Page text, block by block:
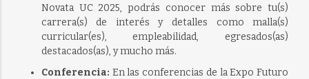
Novata UC 2025, podrás conocer más sobre tu(s)
carrera(s) de interés y detalles como malla(s)
curricular(es), empleabilidad, egresados(as)
destacados(as), y mucho más.
Conferencia: En las conferencias de la Expo Futuro